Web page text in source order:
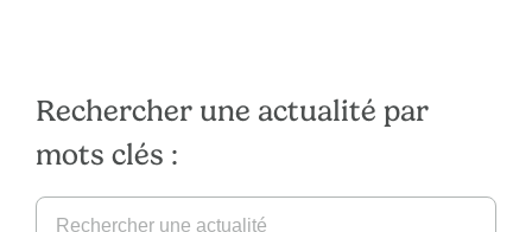
Rechercher une actualité par
mots clés :